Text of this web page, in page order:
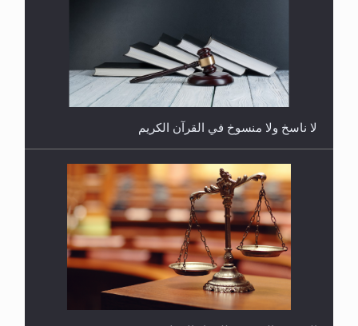
فتوى أمير المؤمنين الميرزا مسرور أحمد أيده الله في
أطفال الأنابيب وتحديد جنس المولود..
المفهوم الحقيقي للجهاد الإسلامي..
سورة التكوير تُنبئ بزمن بعثة المسيح الموعود عليه
السلام